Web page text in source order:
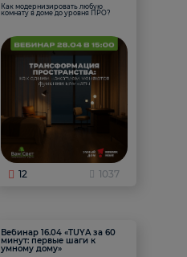
Как модернизировать любую
комнату в доме до уровня ПРО?
12 1037
Вебинар 16.04 «TUYA за 60
минут: первые шаги к
умному дому»